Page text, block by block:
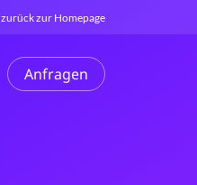
zurück zur Homepage
Anfragen